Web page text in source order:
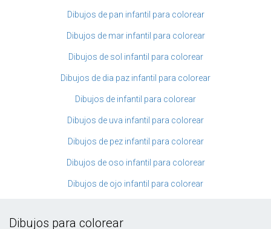
Dibujos de pan infantil para colorear
Dibujos de mar infantil para colorear
Dibujos de sol infantil para colorear
Dibujos de dia paz infantil para colorear
Dibujos de infantil para colorear
Dibujos de uva infantil para colorear
Dibujos de pez infantil para colorear
Dibujos de oso infantil para colorear
Dibujos de ojo infantil para colorear
Dibujos para colorear